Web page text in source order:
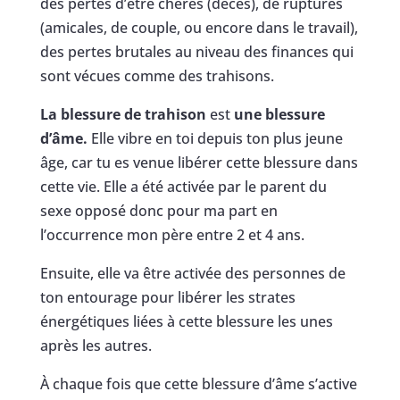
(amicales, de couple, ou encore dans le travail),
des pertes brutales au niveau des finances qui
sont vécues comme des trahisons.
La blessure de trahison est une blessure
d’âme. Elle vibre en toi depuis ton plus jeune
âge, car tu es venue libérer cette blessure dans
cette vie. Elle a été activée par le parent du
sexe opposé donc pour ma part en
l’occurrence mon père entre 2 et 4 ans.
Ensuite, elle va être activée des personnes de
ton entourage pour libérer les strates
énergétiques liées à cette blessure les unes
après les autres.
À chaque fois que cette blessure d’âme s’active